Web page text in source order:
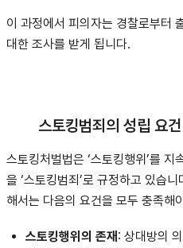
이 과정에서 피의자는 경찰로부터
대한 조사를 받게 됩니다.
스토킹범죄의 성립 요건
스토킹처벌법은 ‘스토킹행위’를
을 ‘스토킹범죄’로 규정하고 있습니
해서는 다음의 요건을 모두 충족해
스토킹행위의 존재 : 상대방의